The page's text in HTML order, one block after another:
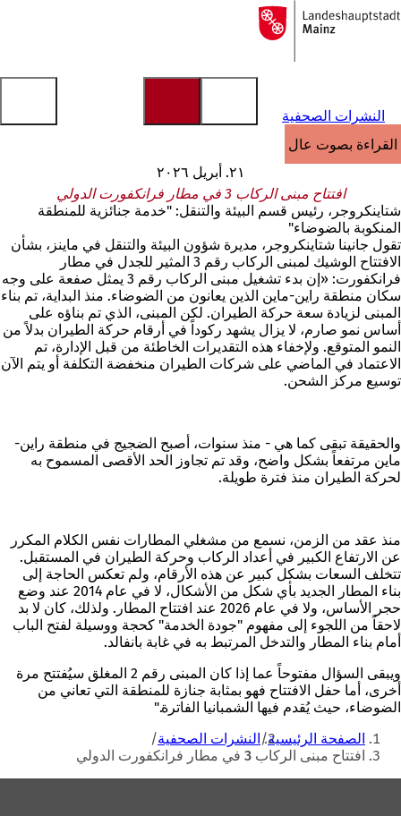
الانتقال إلى المحتوى
إلى
الصفحة
النشرات الصحفية
القراءة بصوت عالٍ
٢١. أبريل ٢٠٢٦
افتتاح مبنى الركاب 3 في مطار فرانكفورت الدولي
شتاينكروجر، رئيس قسم البيئة والتنقل: "خدمة جنائزية للمنطقة
المنكوبة بالضوضاء"
تقول جانينا شتاينكروجر، مديرة شؤون البيئة والتنقل في ماينز، بشأن
الافتتاح الوشيك لمبنى الركاب رقم 3 المثير للجدل في مطار
فرانكفورت: «إن بدء تشغيل مبنى الركاب رقم 3 يمثل صفعة على وجه
سكان منطقة راين-ماين الذين يعانون من الضوضاء. منذ البداية، تم بناء
المبنى لزيادة سعة حركة الطيران. لكن المبنى، الذي تم بناؤه على
أساس نمو صارم، لا يزال يشهد ركوداً في أرقام حركة الطيران بدلاً من
النمو المتوقع. ولإخفاء هذه التقديرات الخاطئة من قبل الإدارة، تم
الاعتماد في الماضي على شركات الطيران منخفضة التكلفة أو يتم الآن
توسيع مركز الشحن.
والحقيقة تبقى كما هي - منذ سنوات، أصبح الضجيج في منطقة راين-
ماين مرتفعاً بشكل واضح، وقد تم تجاوز الحد الأقصى المسموح به
لحركة الطيران منذ فترة طويلة.
منذ عقد من الزمن، نسمع من مشغلي المطارات نفس الكلام المكرر
عن الارتفاع الكبير في أعداد الركاب وحركة الطيران في المستقبل.
تتخلف السعات بشكل كبير عن هذه الأرقام، ولم تعكس الحاجة إلى
بناء المطار الجديد بأي شكل من الأشكال، لا في عام 2014 عند وضع
حجر الأساس، ولا في عام 2026 عند افتتاح المطار. ولذلك، كان لا بد
لاحقاً من اللجوء إلى مفهوم "جودة الخدمة" كحجة ووسيلة لفتح الباب
أمام بناء المطار والتدخل المرتبط به في غابة بانفالد.
ويبقى السؤال مفتوحاً عما إذا كان المبنى رقم 2 المغلق سيُفتتح مرة
أخرى، أما حفل الافتتاح فهو بمثابة جنازة للمنطقة التي تعاني من
الضوضاء، حيث يُقدم فيها الشمبانيا الفاترة."
أنت
هنا
الصفحة الرئيسية
النشرات الصحفية
افتتاح مبنى الركاب 3 في مطار فرانكفورت الدولي